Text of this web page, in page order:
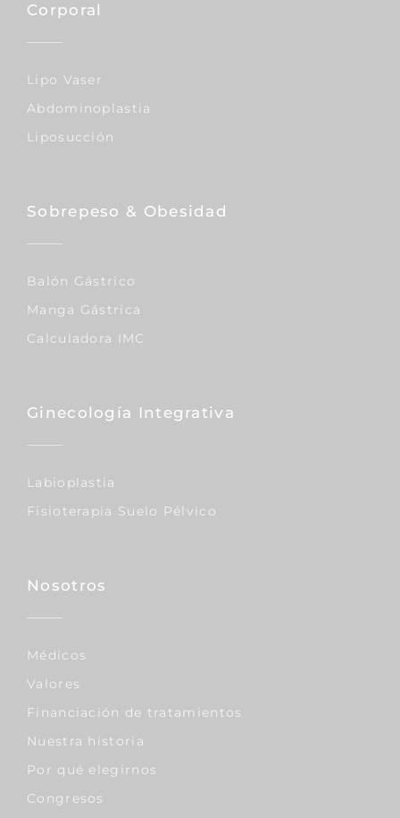
Corporal
Lipo Vaser
Abdominoplastia
Liposucción
Sobrepeso & Obesidad
Balón Gástrico
Manga Gástrica
Calculadora IMC
Ginecología Integrativa
Labioplastia
Fisioterapia Suelo Pélvico
Nosotros
Médicos
Valores
Financiación de tratamientos
Nuestra historia
Por qué elegirnos
Congresos